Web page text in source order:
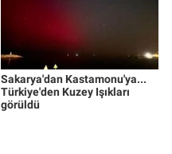
Sakarya'dan Kastamonu'ya...
Türkiye'den Kuzey Işıkları
görüldü